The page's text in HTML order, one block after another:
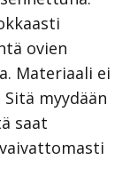
ovien
Materiaali ei
myydään
saat